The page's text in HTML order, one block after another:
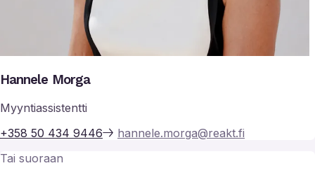
Hannele Morga
Myyntiassistentti
+358 50 434 9446
hannele.morga@reakt.fi
Tai suoraan